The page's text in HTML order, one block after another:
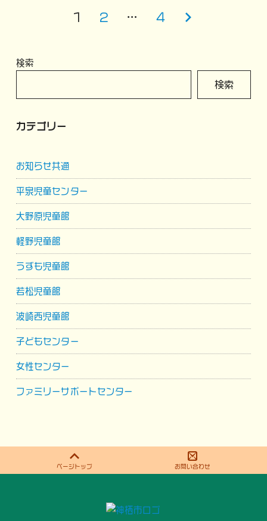
の
送
1 2 … 4
次
ジ
検索
検索
カテゴリー
お知らせ共通
平泉児童センター
大野原児童館
軽野児童館
うずも児童館
若松児童館
波崎西児童館
子どもセンター
女性センター
ファミリーサポートセンター
ページトップ お問い合わせ